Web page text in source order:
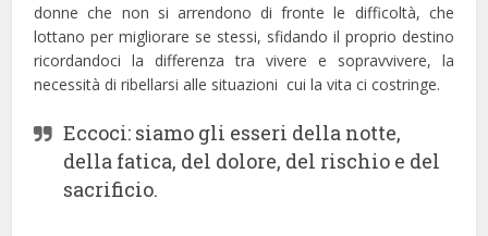
donne che non si arrendono di fronte le difficoltà, che
lottano per migliorare se stessi, sfidando il proprio destino
ricordandoci la differenza tra vivere e sopravvivere, la
necessità di ribellarsi alle situazioni cui la vita ci costringe.
Eccoci: siamo gli esseri della notte,
della fatica, del dolore, del rischio e del
sacrificio.